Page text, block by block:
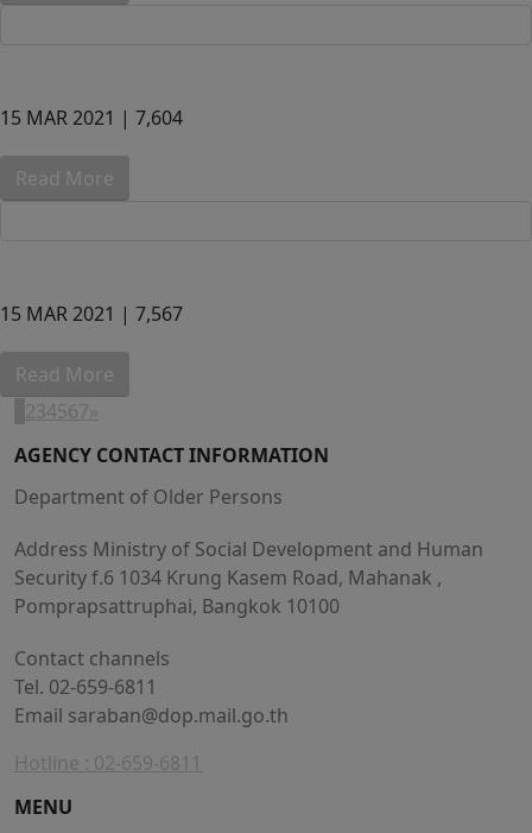
15 MAR 2021 | 7,604
Read More
15 MAR 2021 | 7,567
Read More
234567»
AGENCY CONTACT INFORMATION
Department of Older Persons
Address Ministry of Social Development and Human
Security f.6 1034 Krung Kasem Road, Mahanak ,
Pomprapsattruphai, Bangkok 10100
Contact channels
Tel. 02-659-6811
Email saraban@dop.mail.go.th
Hotline : 02-659-6811
MENU